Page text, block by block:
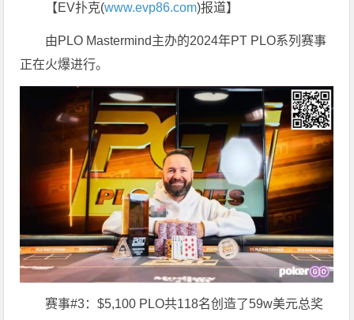
【EV扑克(www.evp86.com)报道】
由PLO Mastermind主办的2024年PT PLO系列赛事
正在火爆进行。
赛事#3：$5,100 PLO共118名创造了59w美元总奖